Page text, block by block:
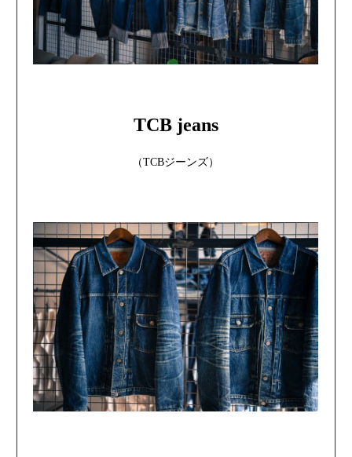
TCB jeans
（TCBジーンズ）